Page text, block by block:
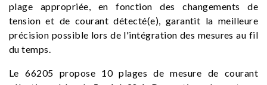
plage appropriée, en fonction des changements de
tension et de courant détecté(e), garantit la meilleure
précision possible lors de l'intégration des mesures au fil
du temps.
Le 66205 propose 10 plages de mesure de courant